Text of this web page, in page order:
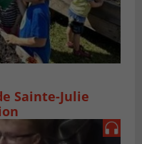
Sainte-Julie